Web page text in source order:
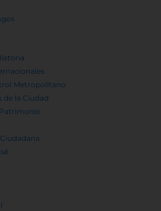
Metropolitano
la Ciudad